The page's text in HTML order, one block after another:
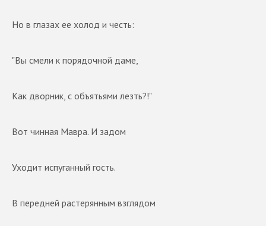
Но в глазах ее холод и честь:
"Вы смели к порядочной даме,
Как дворник, с объятьями лезть?!"
Вот чинная Мавра. И задом
Уходит испуганный гость.
В передней растерянным взглядом